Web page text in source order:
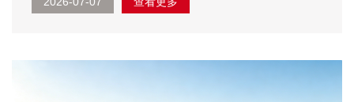
经历疲惫迷茫和不如意。我们会为生活奔波，会为琐事烦